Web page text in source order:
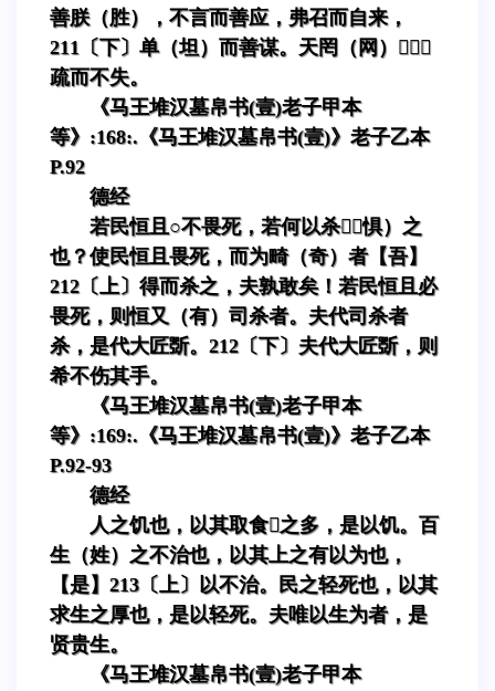
善朕（胜），不言而善应，弗召而自来，
211〔下〕单（坦）而善谋。天罔（网），
疏而不失。
《马王堆汉墓帛书(壹)老子甲本
等》:168:.《马王堆汉墓帛书(壹)》老子乙本
P.92
德经
若民恒且○不畏死，若何以杀（惧）之
也？使民恒且畏死，而为畸（奇）者【吾】
212〔上〕得而杀之，夫孰敢矣！若民恒且必
畏死，则恒又（有）司杀者。夫代司杀者
杀，是代大匠斲。212〔下〕夫代大匠斲，则
希不伤其手。
《马王堆汉墓帛书(壹)老子甲本
等》:169:.《马王堆汉墓帛书(壹)》老子乙本
P.92-93
德经
人之饥也，以其取食之多，是以饥。百
生（姓）之不治也，以其上之有以为也，
【是】213〔上〕以不治。民之轻死也，以其
求生之厚也，是以轻死。夫唯以生为者，是
贤贵生。
《马王堆汉墓帛书(壹)老子甲本